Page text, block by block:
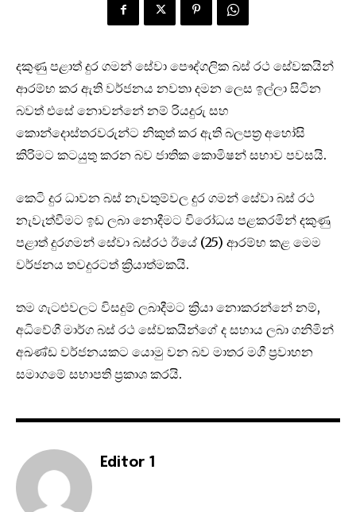
දකුණු පළාත් දුර ගමන් ‌සේවා ප‌ෞද්ගලික බස් රථ ස‌ේවකයින්
ආරම්භ කර ඇති වර්ජනය නවතා දමන ල‌ෙස ඉල්ලා සිටින
බවත් එස‌ේ න‌ොවන්නේ නම් රියදුරු සහ
ක‌ොන්ද‌ොස්තරවරුන්ට නිකුත් කර ඇති බලපත්‍ර අහ‌ෝසි
කිරිමට කටයුතු කරන බව ජාතික ක‌ොමිෂන් සභාව පවසයි.
ක‌ෙටි දුර ධාවන බස් නැවතුම්වල දුර ගමන් ස‌ේවා බස් රථ
නැවැත්වීමට ඉඩ ලබා න‌ොදීමට විර‌ෝධය පළකරමින් දකුණු
පළාත් දුරගමන් ස‌ේවා බස්රථ ඊය‌ේ (25) ආරම්භ කළ ම‌ෙම
වර්ජනය තවදුරටත් ක්‍රියාත්මකයි.
තම ගැටළුවලට විසදුම් ලබාදීමට ක්‍රියා නොකරන්නේ නම්,
අධිවේගී මාර්ග බස් රථ සේවකයින්ගේ ද සහාය ලබා ගනිමින්
අඛණ්ඩ වර්ජනයකට යොමු වන බව මාතර මගී ප්‍රවාහන
සමාගමේ සභාපති ප්‍රකාශ කරයි.
Editor 1